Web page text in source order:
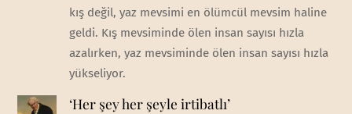
kış değil, yaz mevsimi en ölümcül mevsim haline
geldi. Kış mevsiminde ölen insan sayısı hızla
azalırken, yaz mevsiminde ölen insan sayısı hızla
yükseliyor.
‘Her şey her şeyle irtibatlı’